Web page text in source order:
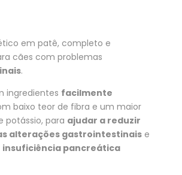
em patê, completo e
cães com problemas
.
ingredientes facilmente
baixo teor de fibra e um maior
potássio, para ajudar a reduzir
alterações gastrointestinaise
insuficiência pancreática